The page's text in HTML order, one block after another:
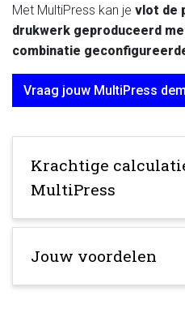
Met MultiPress kan je vlot de
drukwerk geproduceerd
combinatie
Vraag jouw MultiPress
Krachtige
MultiPress
Jouw voordelen